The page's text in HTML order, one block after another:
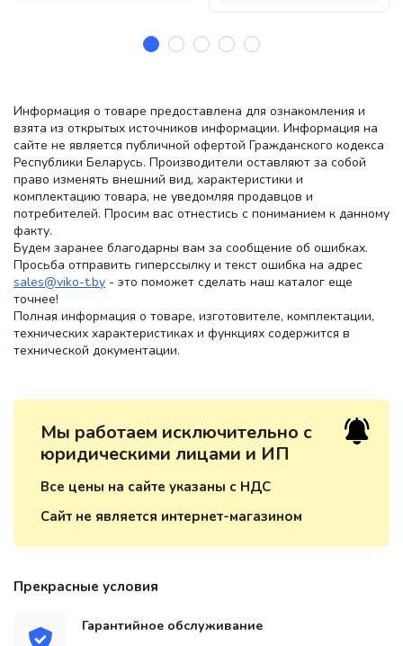
Информация о товаре предоставлена для ознакомления и
взята из открытых источников информации. Информация на
сайте не является публичной офертой Гражданского кодекса
Республики Беларусь. Производители оставляют за собой
право изменять внешний вид, характеристики и
комплектацию товара, не уведомляя продавцов и
потребителей. Просим вас отнестись с пониманием к данному
факту.
Будем заранее благодарны вам за сообщение об ошибках.
Просьба отправить гиперссылку и текст ошибка на адрес
sales@viko-t.by - это поможет сделать наш каталог еще
точнее!
Полная информация о товаре, изготовителе, комплектации,
технических характеристиках и функциях содержится в
технической документации.
Мы работаем исключительно с
юридическими лицами и ИП
Все цены на сайте указаны с НДС
Сайт не является интернет-магазином
Прекрасные условия
Гарантийное обслуживание